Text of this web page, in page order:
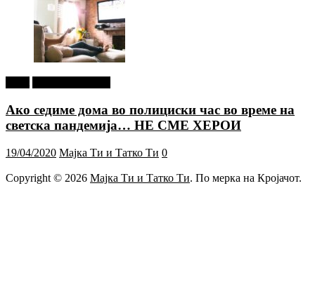
Ако седиме дома во полициски час во време на
светска пандемија… НЕ СМЕ ХЕРОИ
19/04/2020 Мајка Ти и Татко Ти 0
Copyright © 2026 Мајка Ти и Татко Ти. По мерка на Кројачот.